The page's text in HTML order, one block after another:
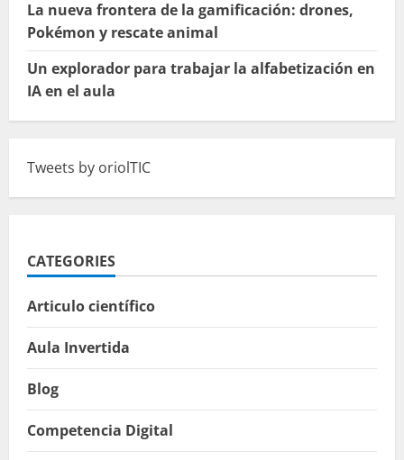
La nueva frontera de la gamificación: drones,
Pokémon y rescate animal
Un explorador para trabajar la alfabetización en
IA en el aula
Tweets by oriolTIC
CATEGORIES
Articulo científico
Aula Invertida
Blog
Competencia Digital